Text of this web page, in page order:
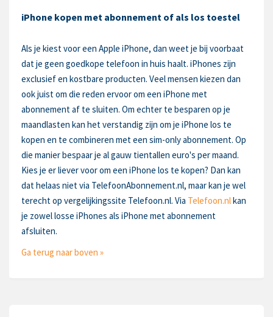
iPhone kopen met abonnement of als los toestel
Als je kiest voor een Apple iPhone, dan weet je bij voorbaat
dat je geen goedkope telefoon in huis haalt. iPhones zijn
exclusief en kostbare producten. Veel mensen kiezen dan
ook juist om die reden ervoor om een iPhone met
abonnement af te sluiten. Om echter te besparen op je
maandlasten kan het verstandig zijn om je iPhone los te
kopen en te combineren met een sim-only abonnement. Op
die manier bespaar je al gauw tientallen euro's per maand.
Kies je er liever voor om een iPhone los te kopen? Dan kan
dat helaas niet via TelefoonAbonnement.nl, maar kan je wel
terecht op vergelijkingssite Telefoon.nl. Via Telefoon.nlkan
je zowel losse iPhones als iPhone met abonnement
afsluiten.
Ga terug naar boven »